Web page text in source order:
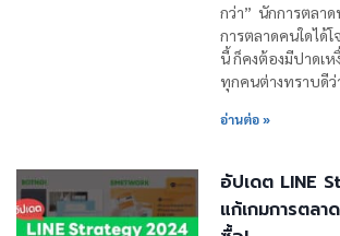
กว่า” นักการตลาด
การตลาดคนใดได้
นี้ ก็คงต้องมีปาดเห
ทุกคนต่างทราบดีว่
อ่านต่อ »
อัปเดต LINE
แก้เกมการตล